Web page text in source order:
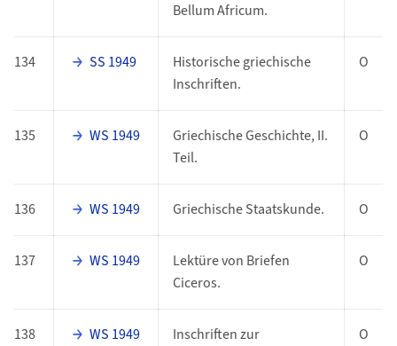
Bellum Africum.
134 SS 1949
Historische griechische
Inschriften.
O
135 WS 1949
Griechische Geschichte, II.
Teil.
O
136 WS 1949 Griechische Staatskunde. O
137 WS 1949
Lektüre von Briefen
Ciceros.
O
138 WS 1949
Inschriften zur
O